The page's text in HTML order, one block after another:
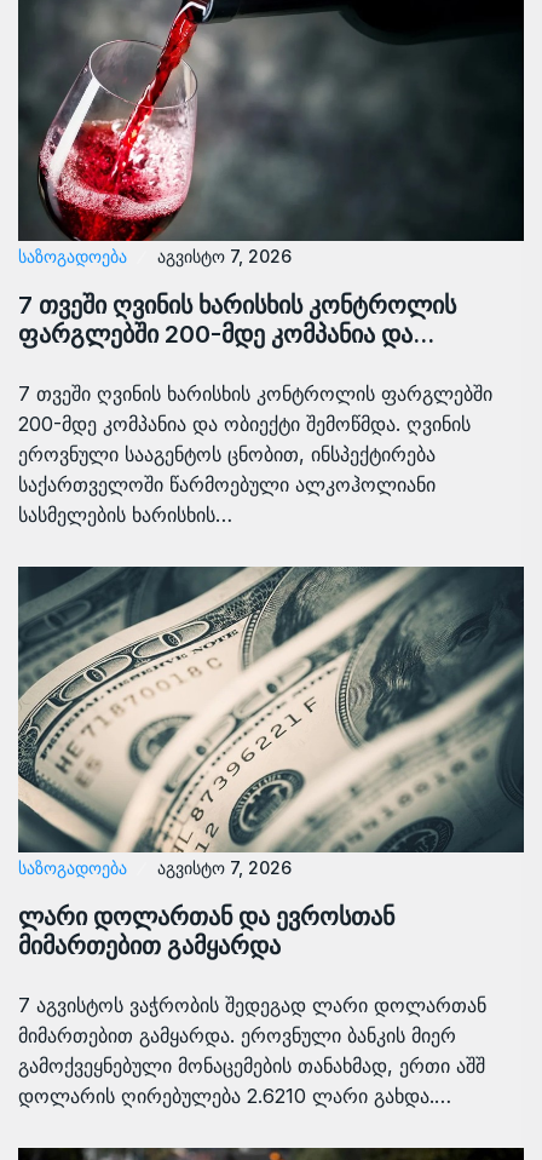
ᲡᲐᲖᲝᲒᲐᲓᲝᲔᲑᲐ აგვისტო 7, 2026
7 თვეში ღვინის ხარისხის კონტროლის
ფარგლებში 200-მდე კომპანია და…
7 თვეში ღვინის ხარისხის კონტროლის ფარგლებში
200-მდე კომპანია და ობიექტი შემოწმდა. ღვინის
ეროვნული სააგენტოს ცნობით, ინსპექტირება
საქართველოში წარმოებული ალკოჰოლიანი
სასმელების ხარისხის…
ᲡᲐᲖᲝᲒᲐᲓᲝᲔᲑᲐ აგვისტო 7, 2026
ლარი დოლართან და ევროსთან
მიმართებით გამყარდა
7 აგვისტოს ვაჭრობის შედეგად ლარი დოლართან
მიმართებით გამყარდა. ეროვნული ბანკის მიერ
გამოქვეყნებული მონაცემების თანახმად, ერთი აშშ
დოლარის ღირებულება 2.6210 ლარი გახდა.…